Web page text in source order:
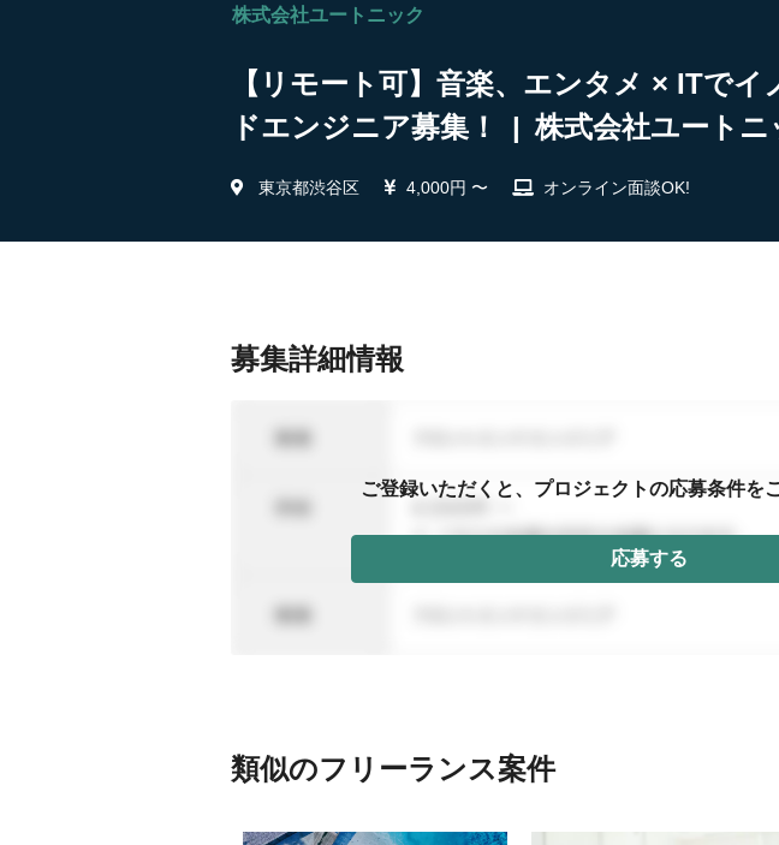
株式会社ユートニック
【リモート可】音楽、エンタメ × ITで
ドエンジニア募集！ | 株式会社ユートニ
東京都渋谷区 4,000円 〜 オンライン面談OK!
募集詳細情報
ご登録いただくと、プロジェクトの応募条件を
応募する
類似のフリーランス案件